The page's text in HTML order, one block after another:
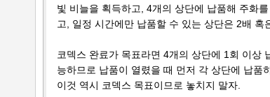
빛 비늘을 획득하고, 4개의 상단에 납품해 주화
고, 일정 시간에만 납품할 수 있는 상단은 2배 혹
코덱스 완료가 목표라면 4개의 상단에 1회 이상
능하므로 납품이 열렸을 때 먼저 각 상단에 납품
이것 역시 코덱스 목표이므로 놓치지 말자.